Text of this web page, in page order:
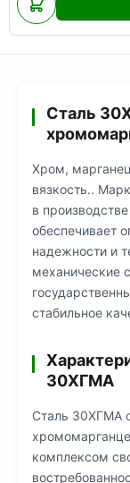
Сталь
Хром,
вязкость..
в
обеспечивает
надежности и
механические
стабильное
30ХГМА
Сталь 30ХГМА
комплексом